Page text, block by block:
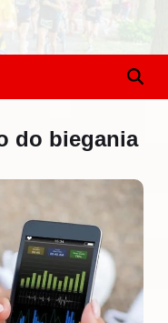
do biegania